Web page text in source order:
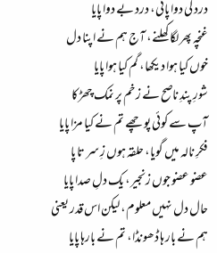
درد کی دوا پائی، درد بے دوا پایا
غنچہ پھر لگا کھلنے، آج ہم نے اپنا دل
خوں کیا ہوا دیکھا، گم کیا ہوا پایا
شورِ پندِ ناصح نے زخم پر نمک چھڑکا
آپ سے کوئی پوچھے تم نے کیا مزا پایا
فکرِ نالہ میں گویا، حلقہ ہوں زِ سر تا پا
عضو عضو جوں زنجیر، یک دلِ صدا پایا
حال دل نہیں معلوم، لیکن اس قدر یعنی
ہم نے بار ہا ڈھونڈا، تم نے بارہا پایا